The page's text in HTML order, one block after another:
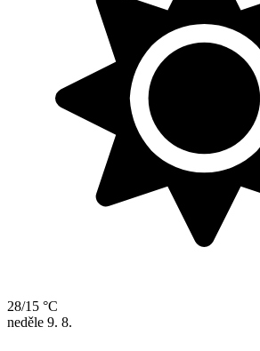
28/15 °C
neděle 9. 8.